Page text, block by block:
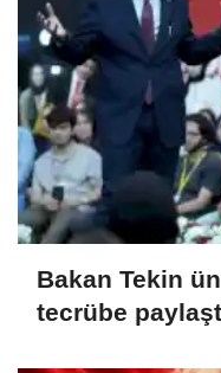
Bakan Tekin
tecrübe